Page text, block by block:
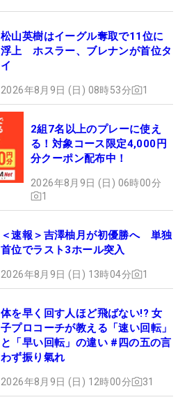
松山英樹はイーグル奪取で11位に
浮上 ホスラー、ブレナンが首位タ
イ
2026年8月9日 (日) 08時53分 1
2組7名以上のプレーに使え
る！対象コース限定4,000円
分クーポン配布中！
2026年8月9日 (日) 06時00分
1
＜速報＞吉澤柚月が初優勝へ 単独
首位でラスト3ホール突入
2026年8月9日 (日) 13時04分 1
体を早く回す人ほど飛ばない!? 女
子プロコーチが教える「速い回転」
と「早い回転」の違い #四の五の言
わず振り氣れ
2026年8月9日 (日) 12時00分 31